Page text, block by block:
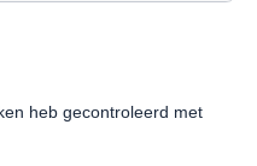
heb gecontroleerd met